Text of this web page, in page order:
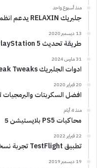
منذ أسبوع واحد
جلبريك RELAXIN يدعم انظمة iOS 17.0 حتى iOS 17.3.1
13 ديسمبر 2020
طريقة تحديث PlayStation 5 بواسطة USB وتثبيت النظام من جديد
31 مارس 2024
ادوات الجلبريك Jailbreak Tweaks
20 فبراير 2020
افضل السكربتات والبرمجيات
منذ 4 أيام
محاكيات PS5 بلايستيشن 5
22 فبراير 2022
تطبيق TestFlight تجربة نسخة تجريبية من تطبيقات ابل
19 ديسمبر 2019